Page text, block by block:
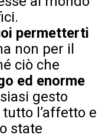
permetterti
non per il
ciò che
ed enorme
gesto
l’affetto e
state